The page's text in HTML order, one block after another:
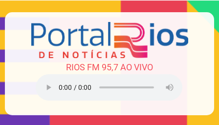
RIOS FM 95,7 AO VIVO